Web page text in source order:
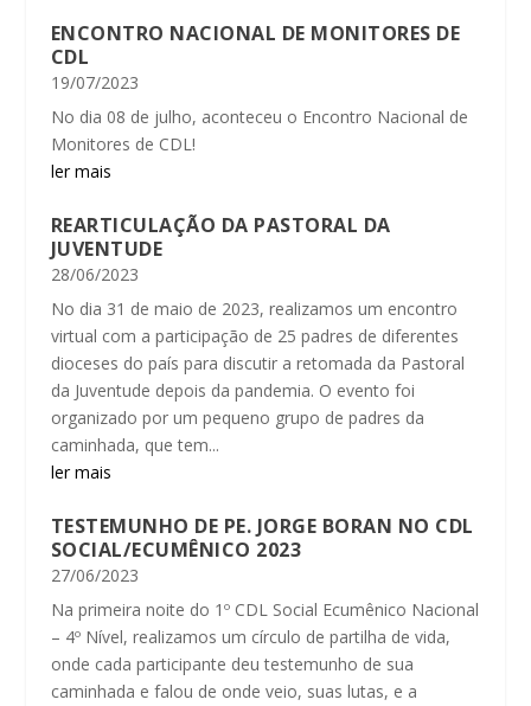
ENCONTRO NACIONAL DE MONITORES DE
CDL
19/07/2023
No dia 08 de julho, aconteceu o Encontro Nacional de
Monitores de CDL!
ler mais
REARTICULAÇÃO DA PASTORAL DA
JUVENTUDE
28/06/2023
No dia 31 de maio de 2023, realizamos um encontro
virtual com a participação de 25 padres de diferentes
dioceses do país para discutir a retomada da Pastoral
da Juventude depois da pandemia. O evento foi
organizado por um pequeno grupo de padres da
caminhada, que tem...
ler mais
TESTEMUNHO DE PE. JORGE BORAN NO CDL
SOCIAL/ECUMÊNICO 2023
27/06/2023
Na primeira noite do 1º CDL Social Ecumênico Nacional
– 4º Nível, realizamos um círculo de partilha de vida,
onde cada participante deu testemunho de sua
caminhada e falou de onde veio, suas lutas, e a